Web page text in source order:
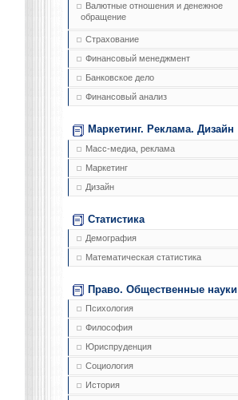
Валютные отношения и денежное
обращение
Страхование
Финансовый менеджмент
Банковское дело
Финансовый анализ
Маркетинг. Реклама. Дизайн
Масс-медиа, реклама
Маркетинг
Дизайн
Статистика
Демография
Математическая статистика
Право. Общественные науки
Психология
Философия
Юриспруденция
Социология
История